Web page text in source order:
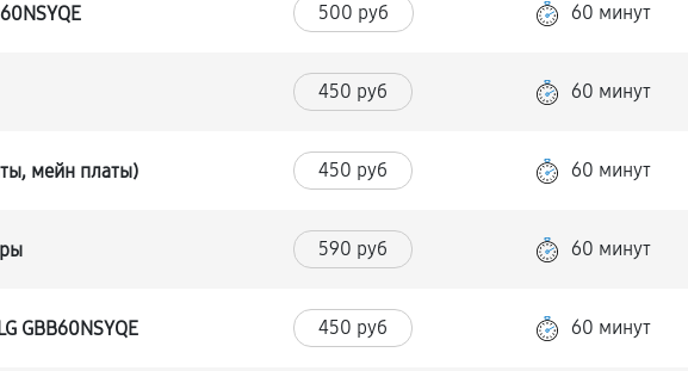
500 руб 60 минут
450 руб 60 минут
мейн платы) 450 руб 60 минут
590 руб 60 минут
GBB60NSYQE 450 руб 60 минут